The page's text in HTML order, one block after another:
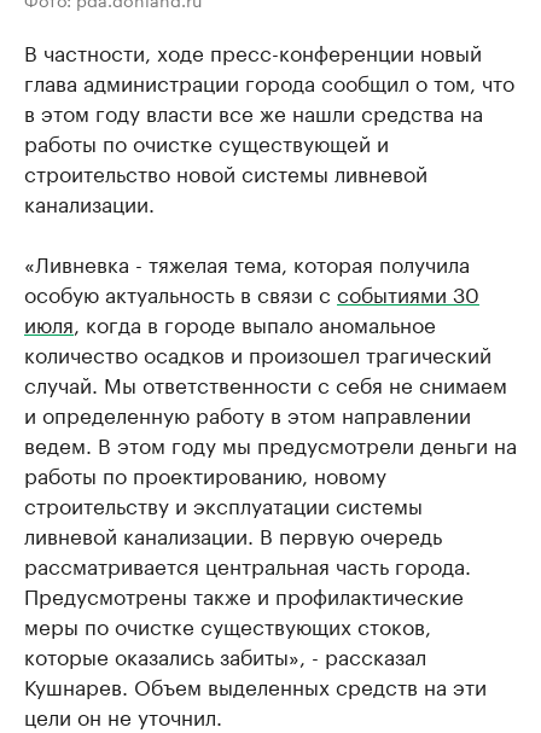
В частности, ходе пресс-конференции новый
глава администрации города сообщил о том, что
в этом году власти все же нашли средства на
работы по очистке существующей и
строительство новой системы ливневой
канализации.
«Ливневка - тяжелая тема, которая получила
особую актуальность в связи с событиями 30
июля, когда в городе выпало аномальное
количество осадков и произошел трагический
случай. Мы ответственности с себя не снимаем
и определенную работу в этом направлении
ведем. В этом году мы предусмотрели деньги на
работы по проектированию, новому
строительству и эксплуатации системы
ливневой канализации. В первую очередь
рассматривается центральная часть города.
Предусмотрены также и профилактические
меры по очистке существующих стоков,
которые оказались забиты», - рассказал
Кушнарев. Объем выделенных средств на эти
цели он не уточнил.